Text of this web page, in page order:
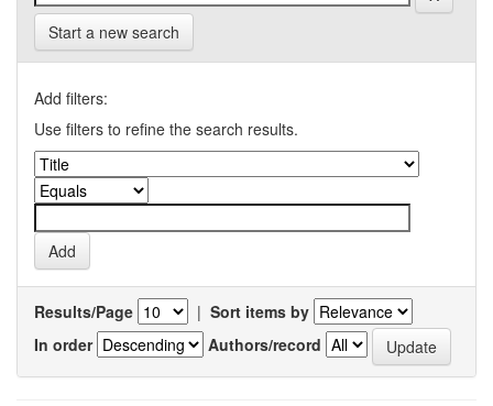
Start a new search
Add filters:
Use filters to refine the search results.
Results/Page | Sort items by
In order
Authors/record